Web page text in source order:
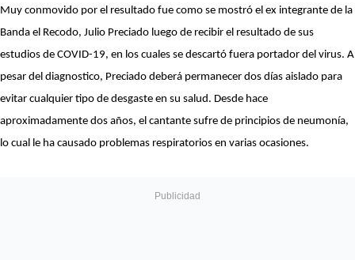
Muy conmovido por el resultado fue como se mostró el ex integrante de la
Banda el Recodo, Julio Preciado luego de recibir el resultado de sus
estudios de COVID-19, en los cuales se descartó fuera portador del virus. A
pesar del diagnostico, Preciado deberá permanecer dos días aislado para
evitar cualquier tipo de desgaste en su salud. Desde hace
aproximadamente dos años, el cantante sufre de principios de neumonía,
lo cual le ha causado problemas respiratorios en varias ocasiones.